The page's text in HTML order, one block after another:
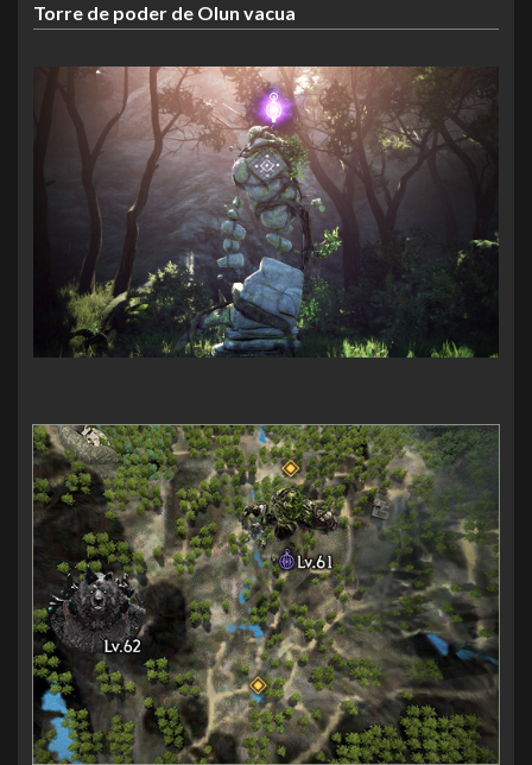
Torre de poder de Olun vacua